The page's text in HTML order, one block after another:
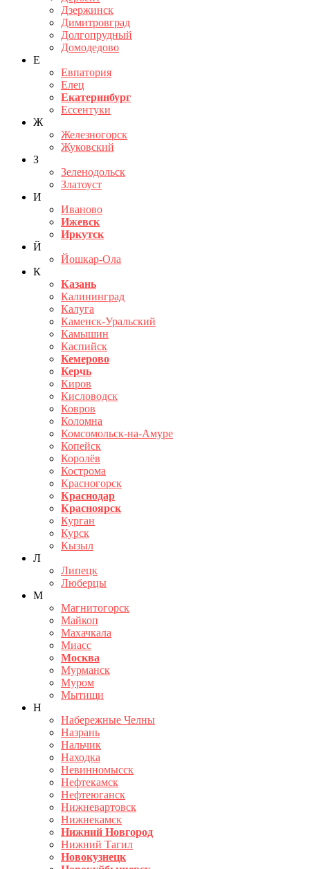
Дзержинск
Димитровград
Долгопрудный
Домодедово
Е
Евпатория
Елец
Екатеринбург
Ессентуки
Ж
Железногорск
Жуковский
З
Зеленодольск
Златоуст
И
Иваново
Ижевск
Иркутск
Й
Йошкар-Ола
К
Казань
Калининград
Калуга
Каменск-Уральский
Камышин
Каспийск
Кемерово
Керчь
Киров
Кисловодск
Ковров
Коломна
Комсомольск-на-Амуре
Копейск
Королёв
Кострома
Красногорск
Краснодар
Красноярск
Курган
Курск
Кызыл
Л
Липецк
Люберцы
М
Магнитогорск
Майкоп
Махачкала
Миасс
Москва
Мурманск
Муром
Мытищи
Н
Набережные Челны
Назрань
Нальчик
Находка
Невинномысск
Нефтекамск
Нефтеюганск
Нижневартовск
Нижнекамск
Нижний Новгород
Нижний Тагил
Новокузнецк